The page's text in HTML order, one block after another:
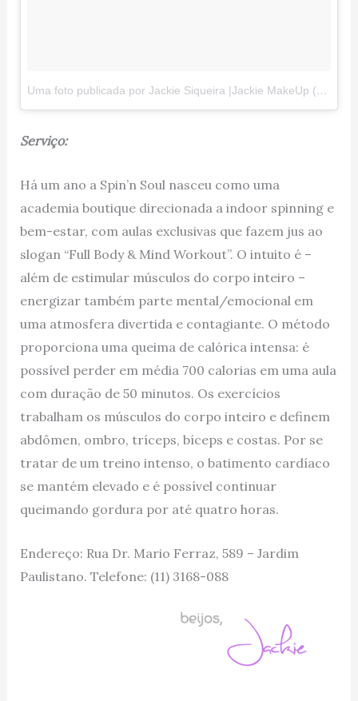
Uma foto publicada por Jackie Siqueira |Jackie MakeUp (@jackie_makeup)
Serviço:
Há um ano a Spin’n Soul nasceu como uma
academia boutique direcionada a indoor spinning e
bem-estar, com aulas exclusivas que fazem jus ao
slogan “Full Body & Mind Workout”. O intuito é –
além de estimular músculos do corpo inteiro –
energizar também parte mental/emocional em
uma atmosfera divertida e contagiante. O método
proporciona uma queima de calórica intensa: é
possível perder em média 700 calorias em uma aula
com duração de 50 minutos. Os exercícios
trabalham os músculos do corpo inteiro e definem
abdômen, ombro, tríceps, bíceps e costas. Por se
tratar de um treino intenso, o batimento cardíaco
se mantém elevado e é possível continuar
queimando gordura por até quatro horas.
Endereço: Rua Dr. Mario Ferraz, 589 – Jardim
Paulistano. Telefone: (11) 3168-088